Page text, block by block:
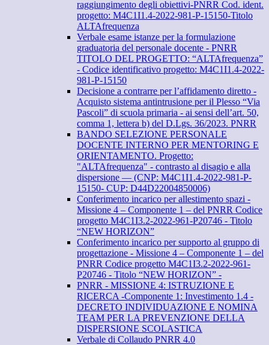
raggiungimento degli obiettivi-PNRR Cod. ident.
progetto: M4C1I1.4-2022-981-P-15150-Titolo
ALTAfrequenza
Verbale esame istanze per la formulazione
graduatoria del personale docente - PNRR
TITOLO DEL PROGETTO: “ALTAfrequenza”
- Codice identificativo progetto: M4C1I1.4-2022-
981-P-15150
Decisione a contrarre per l’affidamento diretto -
Acquisto sistema antintrusione per il Plesso “Via
Pascoli” di scuola primaria - ai sensi dell’art. 50,
comma 1, lettera b) del D.Lgs. 36/2023. PNRR
BANDO SELEZIONE PERSONALE
DOCENTE INTERNO PER MENTORING E
ORIENTAMENTO. Progetto:
"ALTAfrequenza" - contrasto al disagio e alla
dispersione — (CNP: M4C1I1.4-2022-981-P-
15150- CUP: D44D22004850006)
Conferimento incarico per allestimento spazi -
Missione 4 – Componente 1 – del PNRR Codice
progetto M4C1I3.2-2022-961-P20746 - Titolo
“NEW HORIZON”
Conferimento incarico per supporto al gruppo di
progettazione - Missione 4 – Componente 1 – del
PNRR Codice progetto M4C1I3.2-2022-961-
P20746 - Titolo “NEW HORIZON” -
PNRR - MISSIONE 4: ISTRUZIONE E
RICERCA -Componente 1: Investimento 1.4 -
DECRETO INDIVIDUAZIONE E NOMINA
TEAM PER LA PREVENZIONE DELLA
DISPERSIONE SCOLASTICA
Verbale di Collaudo PNRR 4.0